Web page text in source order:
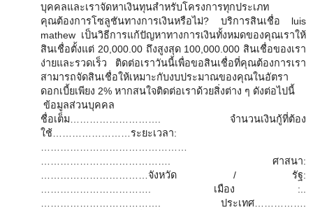
บุคคลและเราจัดหาเงินทุนสำหรับโครงการทุกประเภท
คุณต้องการโซลูชันทางการเงินหรือไม่? บริการสินเชื่อ luis
mathew เป็นวิธีการแก้ปัญหาทางการเงินทั้งหมดของคุณเราให้
สินเชื่อตั้งแต่ 20,000.00 ถึงสูงสุด 100,000.000 สินเชื่อของเรา
ง่ายและรวดเร็ว ติดต่อเราวันนี้เพื่อขอสินเชื่อที่คุณต้องการเรา
สามารถจัดสินเชื่อให้เหมาะกับงบประมาณของคุณในอัตรา
ดอกเบี้ยเพียง 2% หากสนใจติดต่อเราด้วยสิ่งต่าง ๆ ดังต่อไปนี้
ข้อมูลส่วนบุคคล
ชื่อเต็ม………………………. จำนวนเงินกู้ที่ต้อง
ใช้……………………ระยะเวลา:
…………………………………. ศาสนา:
……………………………จังหวัด / รัฐ:
……………………………. เมือง :..
………………………………. ประเทศ…………….